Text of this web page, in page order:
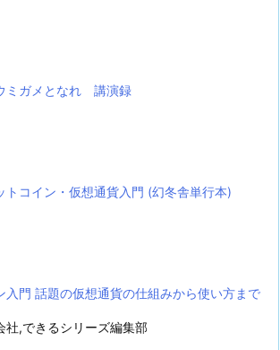
ミガメとなれ 講演録
トコイン・仮想通貨入門 (幻冬舎単行本)
入門 話題の仮想通貨の仕組みから使い方まで
社,できるシリーズ編集部